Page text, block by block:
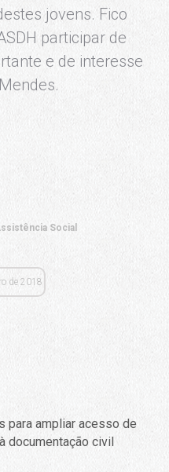
jovens. Fico
participar de
e de interesse
Social
de 2018
para ampliar acesso de
documentação civil